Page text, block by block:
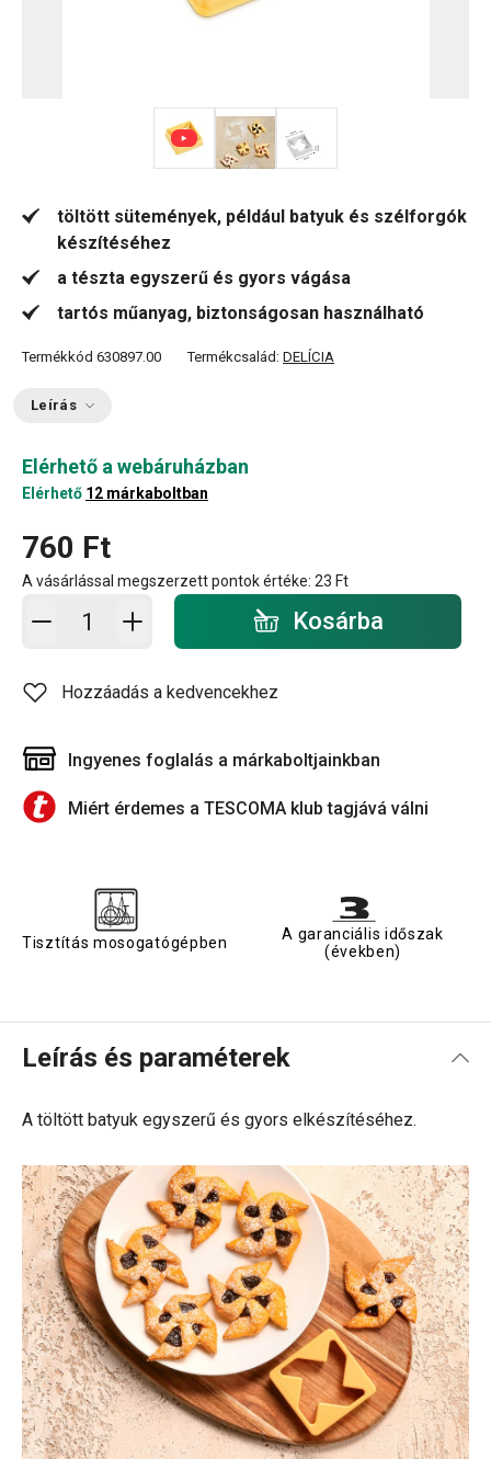
töltött sütemények, például batyuk és szélforgók
készítéséhez
a tészta egyszerű és gyors vágása
tartós műanyag, biztonságosan használható
Termékkód 630897.00 Termékcsalád: DELÍCIA
Leírás
Elérhető a webáruházban
Elérhető 12 márkaboltban
760 Ft
A vásárlással megszerzett pontok értéke: 23 Ft
Kosárba - mennyiség Kosárba
Hozzáadás a kedvencekhez
Ingyenes foglalás a márkaboltjainkban
Miért érdemes a TESCOMA klub tagjává válni
Tisztítás mosogatógépben
A garanciális időszak
(években)
Leírás és paraméterek
A töltött batyuk egyszerű és gyors elkészítéséhez.